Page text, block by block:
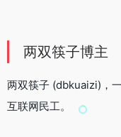
两双筷子博主
两双筷子 (dbkuaizi)，
互联网民工。